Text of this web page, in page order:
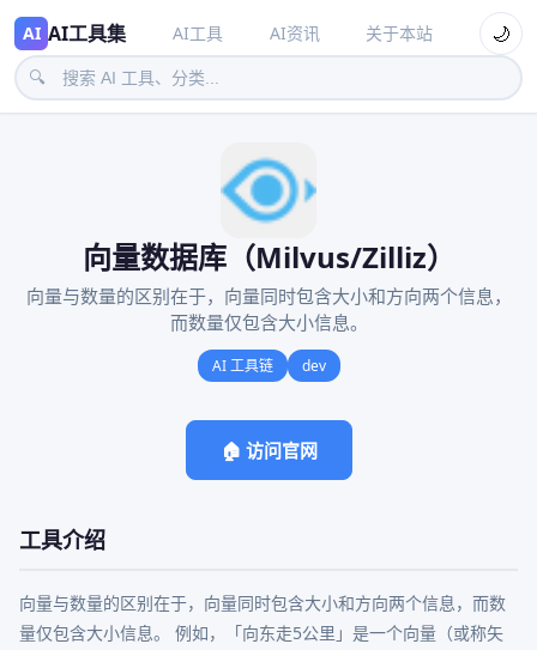
AI AI工具集
🔍
AI工具 AI资讯 关于本站 🌙
向量数据库（Milvus/Zilliz）
向量与数量的区别在于，向量同时包含大小和方向两个信息，
而数量仅包含大小信息。
AI 工具链 dev
🏠 访问官网
工具介绍
向量与数量的区别在于，向量同时包含大小和方向两个信息，而数
量仅包含大小信息。 例如，「向东走5公里」是一个向量（或称矢